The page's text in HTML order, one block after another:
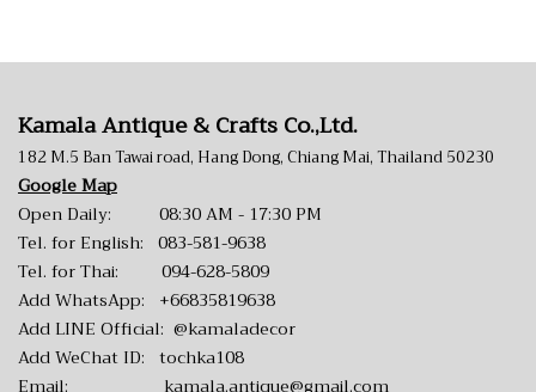
Kamala Antique & Crafts Co.,Ltd.
182 M.5 Ban Tawai road, Hang Dong, Chiang Mai, Thailand 50230
Google Map
Open Daily: 08:30 AM - 17:30 PM
Tel. for English: 083-581-9638
Tel. for Thai: 094-628-5809
Add WhatsApp: +66835819638
Add LINE Official: @kamaladecor
Add WeChat ID: tochka108
Email: kamala.antique@gmail.com